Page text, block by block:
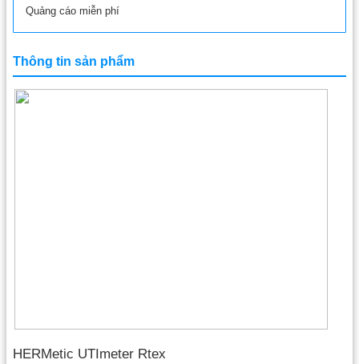
Quảng cáo miễn phí
Thông tin sản phẩm
HERMetic UTImeter Rtex